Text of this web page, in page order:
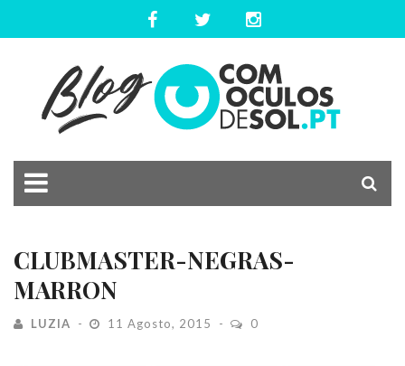
CLUBMASTER-NEGRAS-
MARRON
LUZIA 11 Agosto, 2015 0